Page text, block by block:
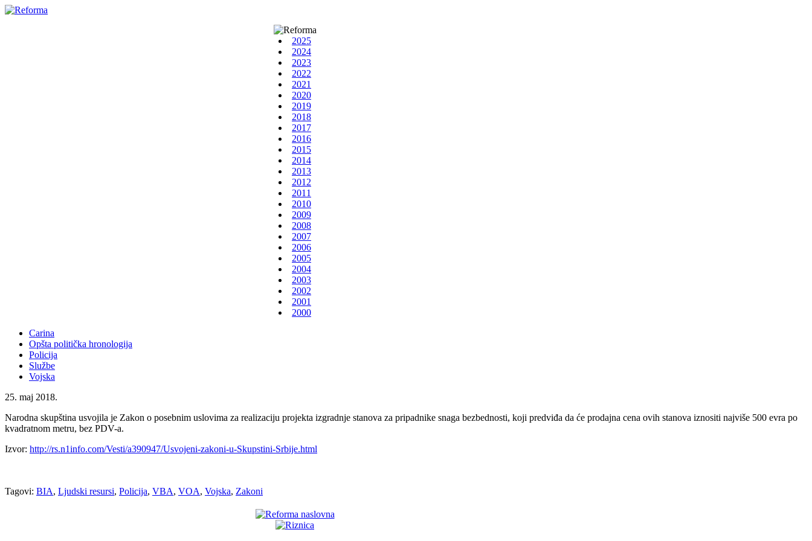
2025
2024
2023
2022
2021
2020
2019
2018
2017
2016
2015
2014
2013
2012
2011
2010
2009
2008
2007
2006
2005
2004
2003
2002
2001
2000
Carina
Opšta politička hronologija
Policija
Službe
Vojska
25. maj 2018.
Narodna skupština usvojila je Zakon o posebnim uslovima za realizaciju projekta izgradnje stanova za pripadnike snaga bezbednosti, koji predviđa da će prodajna cena ovih stanova iznositi najviše 500 evra po
kvadratnom metru, bez PDV-a.
Izvor: http://rs.n1info.com/Vesti/a390947/Usvojeni-zakoni-u-Skupstini-Srbije.html
Tagovi: BIA, Ljudski resursi, Policija, VBA, VOA, Vojska, Zakoni